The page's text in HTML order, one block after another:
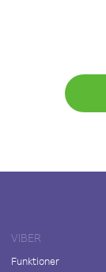
VIBER
Funktioner